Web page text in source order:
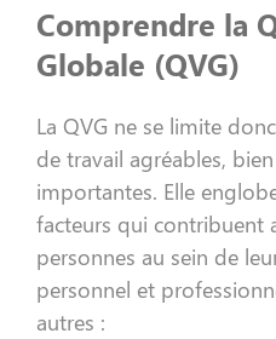
Comprendre la
Globale (QVG)
La QVG ne se limite
de travail agréables,
importantes. Elle
facteurs qui contribuent
personnes au sein de
personnel et
autres :